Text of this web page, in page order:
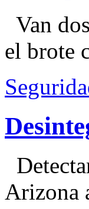
Van
el brote
Arizona